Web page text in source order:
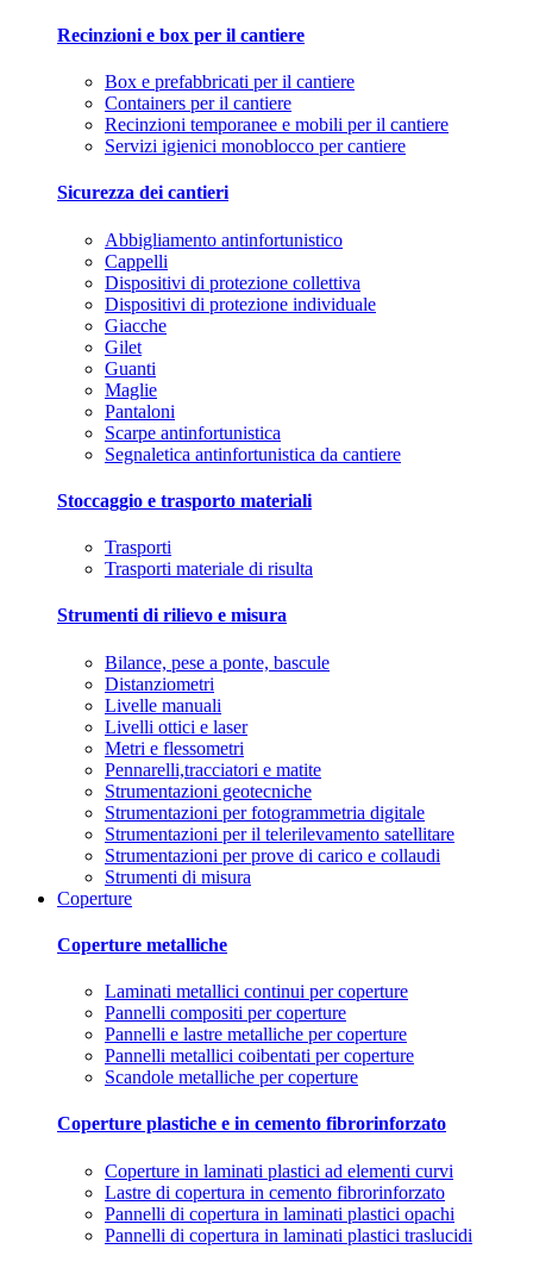
Recinzioni e box per il cantiere
Box e prefabbricati per il cantiere
Containers per il cantiere
Recinzioni temporanee e mobili per il cantiere
Servizi igienici monoblocco per cantiere
Sicurezza dei cantieri
Abbigliamento antinfortunistico
Cappelli
Dispositivi di protezione collettiva
Dispositivi di protezione individuale
Giacche
Gilet
Guanti
Maglie
Pantaloni
Scarpe antinfortunistica
Segnaletica antinfortunistica da cantiere
Stoccaggio e trasporto materiali
Trasporti
Trasporti materiale di risulta
Strumenti di rilievo e misura
Bilance, pese a ponte, bascule
Distanziometri
Livelle manuali
Livelli ottici e laser
Metri e flessometri
Pennarelli,tracciatori e matite
Strumentazioni geotecniche
Strumentazioni per fotogrammetria digitale
Strumentazioni per il telerilevamento satellitare
Strumentazioni per prove di carico e collaudi
Strumenti di misura
Coperture
Coperture metalliche
Laminati metallici continui per coperture
Pannelli compositi per coperture
Pannelli e lastre metalliche per coperture
Pannelli metallici coibentati per coperture
Scandole metalliche per coperture
Coperture plastiche e in cemento fibrorinforzato
Coperture in laminati plastici ad elementi curvi
Lastre di copertura in cemento fibrorinforzato
Pannelli di copertura in laminati plastici opachi
Pannelli di copertura in laminati plastici traslucidi